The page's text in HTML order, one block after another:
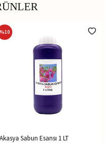
%10
Akasya Sabun Esansı 1 LT